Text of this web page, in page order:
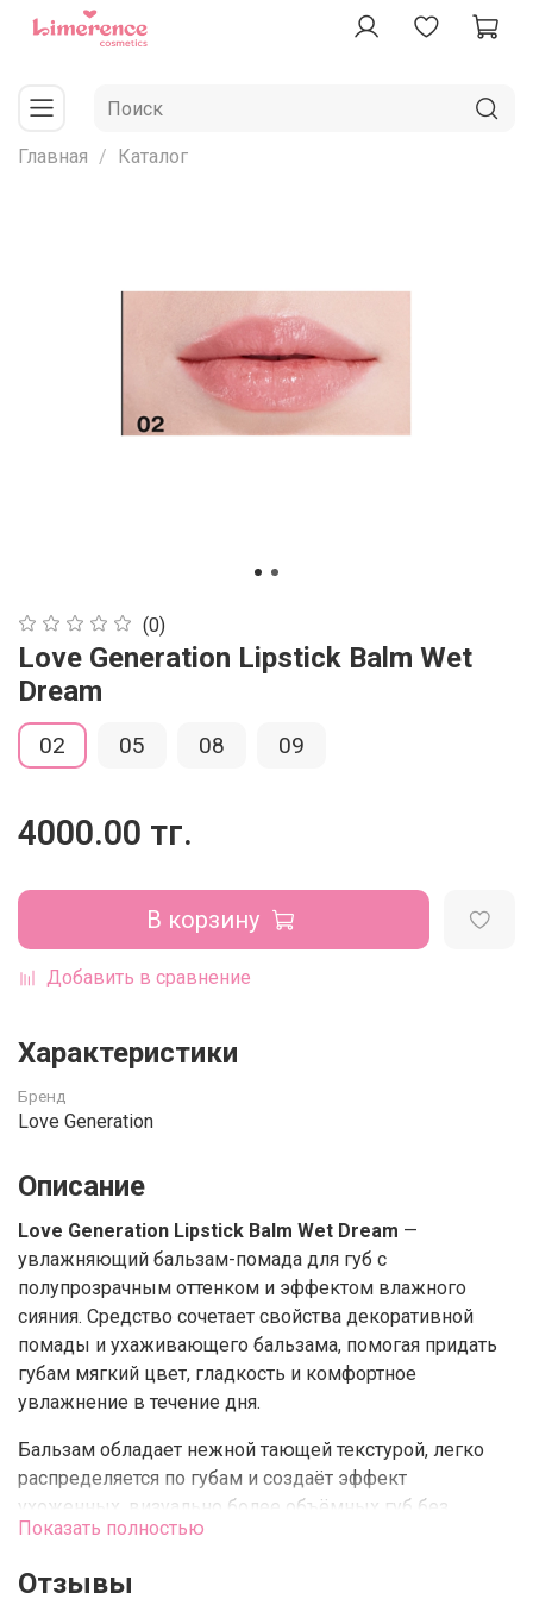
Главная Каталог
(0)
Love Generation Lipstick Balm Wet
Dream
02 05 08 09
4000.00 тг.
В корзину
Добавить в сравнение
Характеристики
Бренд
Love Generation
Описание
Love Generation Lipstick Balm Wet Dream —
увлажняющий бальзам-помада для губ с
полупрозрачным оттенком и эффектом влажного
сияния. Средство сочетает свойства декоративной
помады и ухаживающего бальзама, помогая придать
губам мягкий цвет, гладкость и комфортное
увлажнение в течение дня.
Бальзам обладает нежной тающей текстурой, легко
распределяется по губам и создаёт эффект
ухоженных, визуально более объёмных губ без
липкости и ощущения тяжести. Подходит для
Показать полностью
Отзывы